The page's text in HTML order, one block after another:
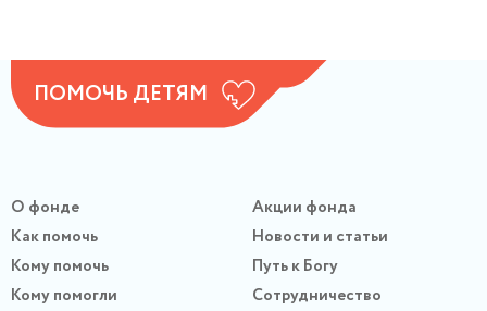
ПОМОЧЬ ДЕТЯМ
О фонде
Как помочь
Кому помочь
Кому помогли
Акции фонда
Новости и статьи
Путь к Богу
Сотрудничество